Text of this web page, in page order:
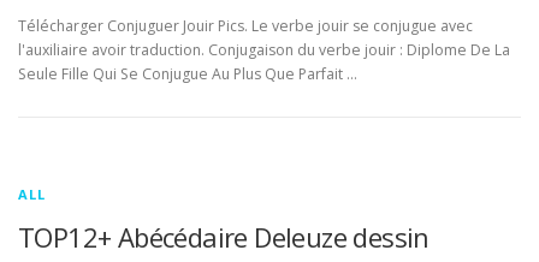
Télécharger Conjuguer Jouir Pics. Le verbe jouir se conjugue avec
l'auxiliaire avoir traduction. Conjugaison du verbe jouir : Diplome De La
Seule Fille Qui Se Conjugue Au Plus Que Parfait …
ALL
TOP12+ Abécédaire Deleuze dessin